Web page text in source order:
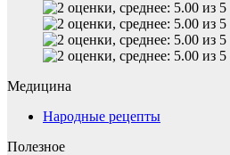
Медицина
Народные рецепты
Полезное